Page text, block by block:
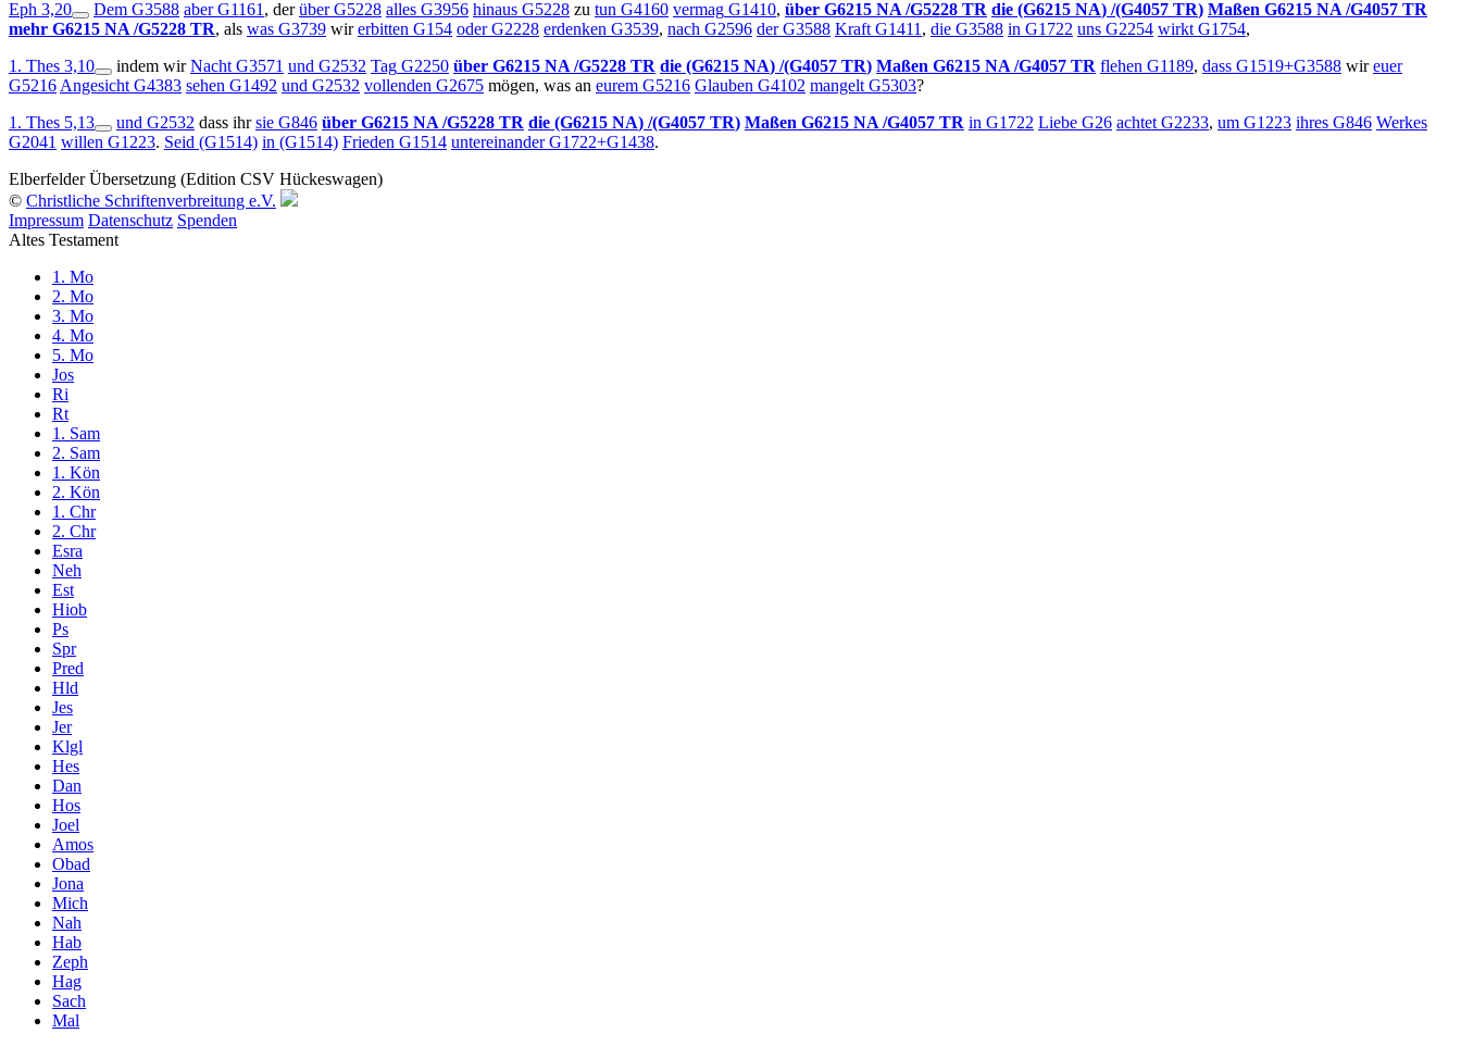
Eph 3,20 Dem G3588 aberG1161 , derüberG5228 alles G3956 hinaus G5228 zu tun G4160 vermag G1410, über G6215 NA /G5228 TR die (G6215 NA) /(G4057 TR) Maßen G6215 NA /G4057 TR
mehr G6215 NA /G5228 TR, als was G3739 wirerbitten G154 oderG2228 erdenken G3539, nach G2596 derG3588 Kraft G1411 , die G3588 in G1722 uns G2254 wirkt G1754,
1. Thes 3,10
indem wirNacht G3571 und G2532 Tag G2250 über G6215 NA /G5228 TR die (G6215 NA) /(G4057 TR) Maßen G6215 NA /G4057 TR flehen G1189, dass G1519+G3588 wireuer
G5216 Angesicht G4383 sehen G1492 und G2532 vollenden G2675 mögen, was an eurem G5216 Glauben G4102 mangelt G5303?
1. Thes 5,13
und G2532 dass ihrsie G846 über G6215 NA /G5228 TR die (G6215 NA) /(G4057 TR) Maßen G6215 NA /G4057 TR in G1722 Liebe G26 achtet G2233, um G1223 ihres G846 Werkes
G2041 willen G1223. Seid (G1514) in (G1514) Frieden G1514 untereinanderG1722+G1438.
Elberfelder Übersetzung (Edition CSV Hückeswagen)
© Christliche Schriftenverbreitung e.V.
Impressum Datenschutz Spenden
Altes Testament
1. Mo
2. Mo
3. Mo
4. Mo
5. Mo
Jos
Ri
Rt
1. Sam
2. Sam
1. Kön
2. Kön
1. Chr
2. Chr
Esra
Neh
Est
Hiob
Ps
Spr
Pred
Hld
Jes
Jer
Klgl
Hes
Dan
Hos
Joel
Amos
Obad
Jona
Mich
Nah
Hab
Zeph
Hag
Sach
Mal